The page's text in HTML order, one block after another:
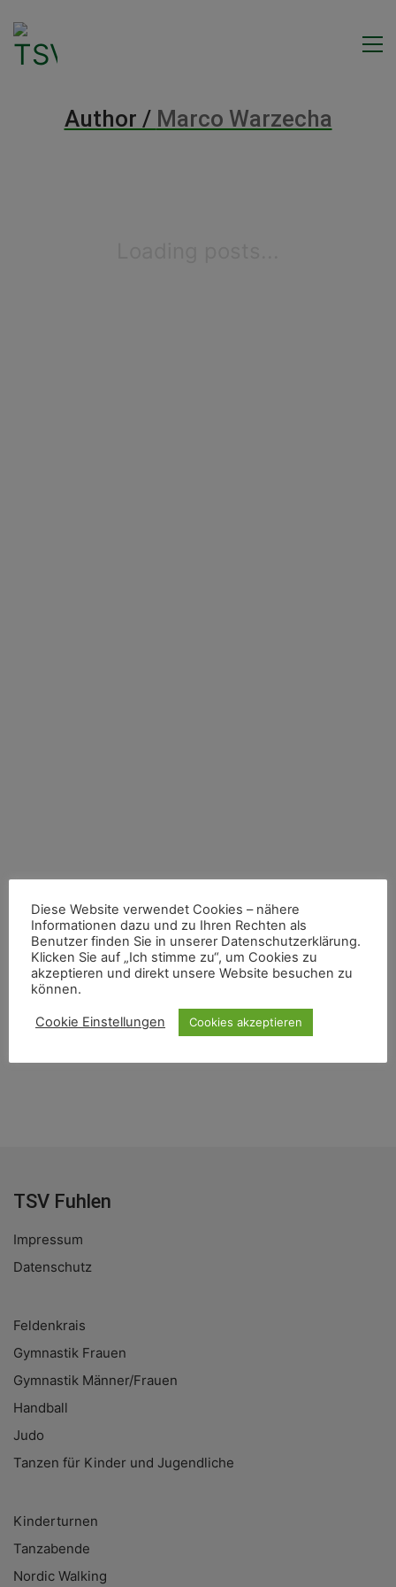
Author / Marco Warzecha
TSV Fuhlen
Impressum
Datenschutz
Feldenkrais
Gymnastik Frauen
Gymnastik Männer/Frauen
Handball
Judo
Tanzen für Kinder und Jugendliche
Kinderturnen
Tanzabende
Nordic Walking
Diese Website verwendet Cookies – nähere
Informationen dazu und zu Ihren Rechten als
Benutzer finden Sie in unserer Datenschutzerklärung.
Klicken Sie auf „Ich stimme zu“, um Cookies zu
akzeptieren und direkt unsere Website besuchen zu
können.
Cookie Einstellungen Cookies akzeptieren